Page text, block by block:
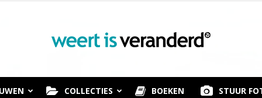
COLLECTIES BOEKEN STUUR